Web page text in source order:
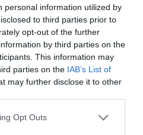
personal information utilized by
to third parties prior to
opt-out of the further
by third parties on the
This information may
parties on the IAB’s List of
may further disclose it to other
app uses one or more Google
Opt Outs
Silicon Valley.